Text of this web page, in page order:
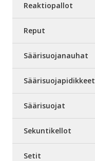
Reaktiopallot
Reput
Säärisuojanauhat
Säärisuojapidikkeet
Säärisuojat
Sekuntikellot
Setit